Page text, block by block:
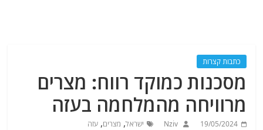
כתבות קצרות
מסכנות כמוקד רווח: מצרים
מרוויחה מהמלחמה בעזה
19/05/2024
Nziv ישראל, מצרים,עזה